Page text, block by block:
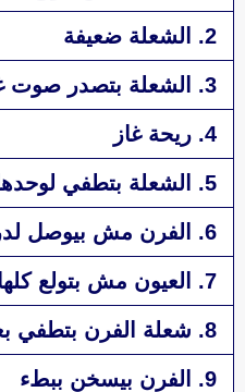
2. الشعلة ضعيفة
3. الشعلة بتصدر صوت غريب
4. ريحة غاز
5. الشعلة بتطفي لوحدها
6. الفرن مش بيوصل لدرجة الحرارة المطلوبة
7. العيون مش بتولع كلها
8. شعلة الفرن بتطفي بعد شوية
9. الفرن بيسخن ببطء